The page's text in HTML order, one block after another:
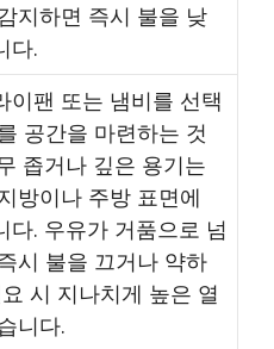
지하면 즉시 불을 낮
다.
이팬 또는 냄비를 선택
공간을 마련하는 것
좁거나 깊은 용기는
방이나 주방 표면에
다. 우유가 거품으로 넘
시 불을 끄거나 약하
시 지나치게 높은 열
니다.